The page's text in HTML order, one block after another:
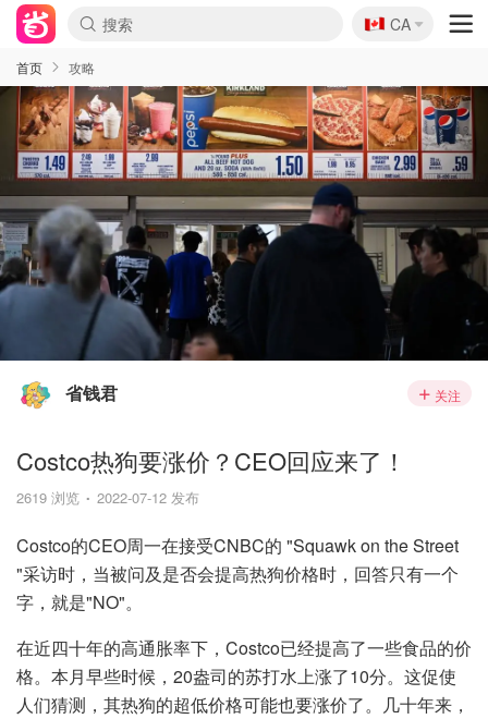
🇨🇦
CA
首页 攻略
省钱君 关注
Costco热狗要涨价？CEO回应来了！
2619 浏览 2022-07-12 发布
Costco的CEO周一在接受CNBC的 "Squawk on the Street
"采访时，当被问及是否会提高热狗价格时，回答只有一个
字，就是"NO"。
在近四十年的高通胀率下，Costco已经提高了一些食品的价
格。本月早些时候，20盎司的苏打水上涨了10分。这促使
人们猜测，其热狗的超低价格可能也要涨价了。几十年来，